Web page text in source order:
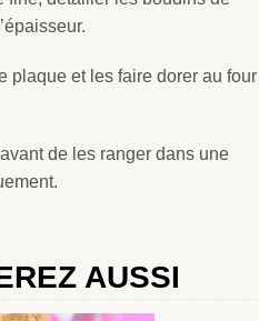
plaque et les faire dorer au four
de les ranger dans une
AUSSI